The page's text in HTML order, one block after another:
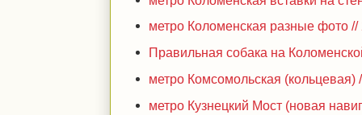
метро Коломенская разные фото
Правильная собака на
метро Комсомольская (кольцевая)
метро Кузнецкий Мост (новая